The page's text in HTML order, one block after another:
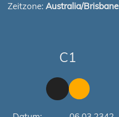
Zeitzone: Australia/Brisbane
C1